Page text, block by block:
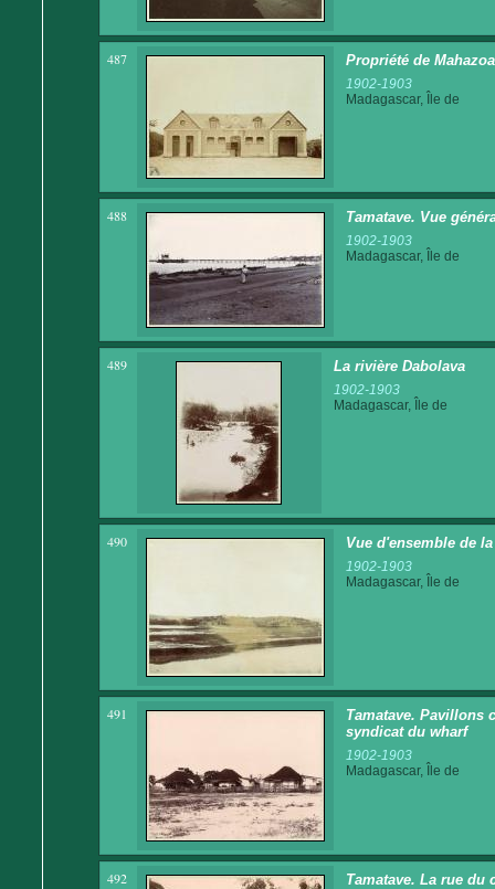
487 Propriété de
1902-1903
Madagascar, Île de
488 Tamatave. Vue
1902-1903
Madagascar, Île de
489 La rivière Dabolava
1902-1903
Madagascar, Île de
490 Vue d'ensemble de
1902-1903
Madagascar, Île de
491
Tamatave. Pavillons
syndicat du wharf
1902-1903
Madagascar, Île de
492 Tamatave. La rue du